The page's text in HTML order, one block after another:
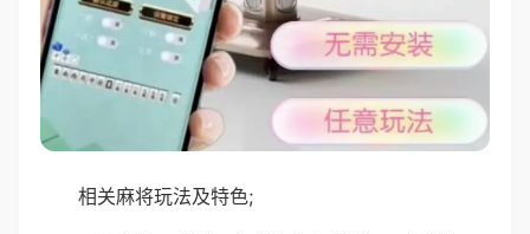
相关麻将玩法及特色;